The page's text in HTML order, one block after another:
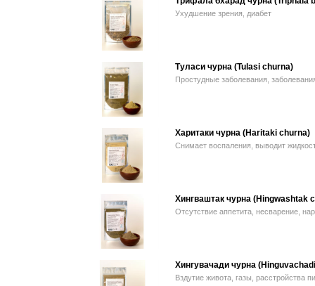
Ухудшение зрения, диабет
Туласи чурна (Tulasi churna)
Простудные заболевания,
Харитаки чурна (Haritaki churna)
Снимает воспаления, выводит
Хингваштак чурна (Hingwashtak
Отсутствие аппетита, несварение,
Хингувачади чурна
Вздутие живота, газы, расстройства